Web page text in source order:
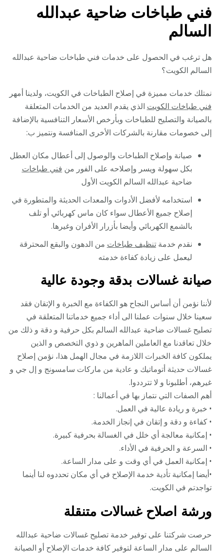
فني طباخات ضاحية عبدالله
السالم
هل ترغب في الحصول على خدمات فني طباخات ضاحية عبدالله
السالم الكويت؟
نمتلك خدمات مميزة في إصلاح الطباخات في الكويت، ولدينا أمهر
فني طباخات الكويت الذي يقدم العديد من الخدمات المتعلقة
بالصيانة والتصليح للطباخات وبأرخص الأسعار التنافسية بالإضافة
إلى خصومات مقارنة بالشركات الأخرى المنافسة ونتميز ب:
صيانة وإصلاح الطباخات والوصول إلى أعطال مكان العطل
بكل سهولة ويسر وإصلاحه على الفور من فني طباخات
ضاحية عبدالله السالم الكويت الأول
استخدامه لأفضل الأدوات والمعدات الحديثة والمتطورة في
إصلاح جميع الأعطال سواء كان ماس كهربائي أو تلف
بالشمع الكهربائي وأيضا بأزرار الأفران وغيرها.
نقدم خدمةتنظيف طباخات من الدهون والبقع المحترقة
ليعمل على زيادة كفاءة خدمته
صيانة غسالات بدقة وجودة عالية
لأننا نؤمن أن أساس النجاح هو الكفاءة مع الخبرة و الإتقان فقد
سعينا خلال سنوات عملنا الى أداء جميع خدماتنا المتعلقة في
تصليح غسالات ضاحية عبدالله السالم بكل حرفية و دقة و ذلك من
خلال تعاقدنا مع العاملين الماهرين و ذوي التخصص و الذين
يملكون كافة الخبرات اللازمة في مجال الهمل هذا، نؤمن إصلاح
غسالات حديثة أتوماتيك و عادية من ماركات سامسونج و إل جي و
غيرهم، أطلبونا و لا تترددوا.
أهم الصفات التي نتماز بها في أعمالنا :
• خبرة و ريادة عالية في العمل.
• كفاءة و دقة و إتقان في إنجاز الخدمة.
• إمكانية معالجة أي خلل في الغسالة بحرفية كبيرة.
• السرعة و الحرفية في الأداء.
• إمكانية العمل في أي وقت و على مدار الساعة.
•أيضا إمكانية تأدية خدمة الإصلاح في أي مكان تحددوه لنا أينما
تواجدتم في الكويت.
ورشة اصلاح غسالات متنقلة
حرصت شركتنا على توفير خدمة تصليح غسالات ضاحية عبدالله
السالم على مدار الساعة لتوفير كافة خدمات الإصلاح أو الصيانة